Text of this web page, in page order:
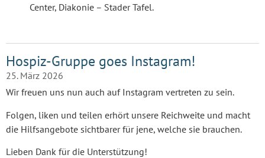
Center, Diakonie – Stader Tafel.
Hospiz-Gruppe goes Instagram!
25. März 2026
Wir freuen uns nun auch auf Instagram vertreten zu sein.
Folgen, liken und teilen erhört unsere Reichweite und macht
die Hilfsangebote sichtbarer für jene, welche sie brauchen.
Lieben Dank für die Unterstützung!